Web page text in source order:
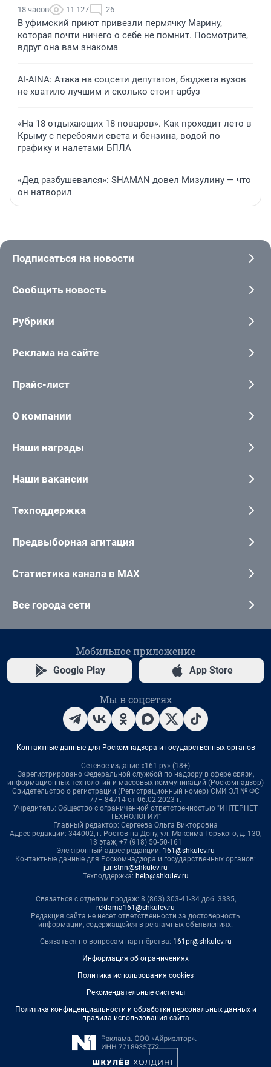
18 часов 11 127 26
В уфимский приют привезли пермячку Марину,
которая почти ничего о себе не помнит. Посмотрите,
вдруг она вам знакома
AI-AINA: Атака на соцсети депутатов, бюджета вузов
не хватило лучшим и сколько стоит арбуз
«На 18 отдыхающих 18 поваров». Как проходит лето в
Крыму с перебоями света и бензина, водой по
графику и налетами БПЛА
«Дед разбушевался»: SHAMAN довел Мизулину — что
он натворил
Подписаться на новости
Сообщить новость
Рубрики
Реклама на сайте
Прайс-лист
О компании
Наши награды
Наши вакансии
Техподдержка
Предвыборная агитация
Статистика канала в MAX
Все города сети
Мобильное приложение
Google Play App Store
Мы в соцсетях
Контактные данные для Роскомнадзора и государственных органов
Сетевое издание «161.ру» (18+)
Зарегистрировано Федеральной службой по надзору в сфере связи,
информационных технологий и массовых коммуникаций (Роскомнадзор)
Свидетельство о регистрации (Регистрационный номер) СМИ ЭЛ № ФС
77– 84714 от 06.02.2023 г.
Учредитель: Общество с ограниченной ответственностью "ИНТЕРНЕТ
ТЕХНОЛОГИИ"
Главный редактор: Сергеева Ольга Викторовна
Адрес редакции: 344002, г. Ростов-на-Дону, ул. Максима Горького, д. 130,
13 этаж, +7 (918) 50-50-161
Электронный адрес редакции: 161@shkulev.ru
Контактные данные для Роскомнадзора и государственных органов:
juristnn@shkulev.ru
Техподдержка: help@shkulev.ru
Связаться с отделом продаж: 8 (863) 303-41-34 доб. 3335,
reklama161@shkulev.ru
Редакция сайта не несет ответственности за достоверность
информации, содержащейся в рекламных объявлениях.
Связаться по вопросам партнёрства: 161pr@shkulev.ru
Информация об ограничениях
Политика использования cookies
Рекомендательные системы
Политика конфиденциальности и обработки персональных данных и
правила использования сайта